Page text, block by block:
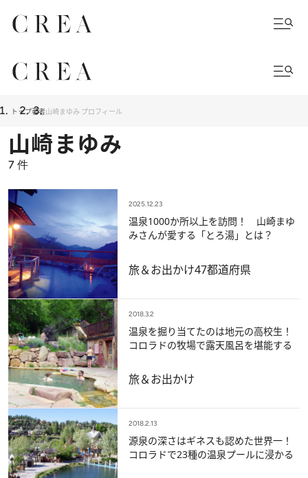
トップ著者山崎まゆみ プロフィール
山崎まゆみ
7 件
2025.12.23
温泉1000か所以上を訪問！ 山崎まゆ
みさんが愛する「とろ湯」とは？
旅＆お出かけ47都道府県
2018.3.2
温泉を掘り当てたのは地元の高校生！
コロラドの牧場で露天風呂を堪能する
旅＆お出かけ
2018.2.13
源泉の深さはギネスも認めた世界一！
コロラドで23種の温泉プールに浸かる